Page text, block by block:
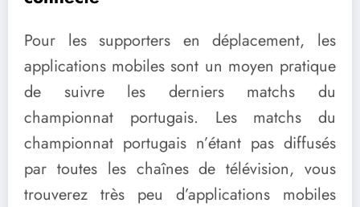
Pour les supporters en déplacement, les
applications mobiles sont un moyen pratique
de suivre les derniers matchs du
championnat portugais. Les matchs du
championnat portugais n’étant pas diffusés
par toutes les chaînes de télévision, vous
trouverez très peu d’applications mobiles